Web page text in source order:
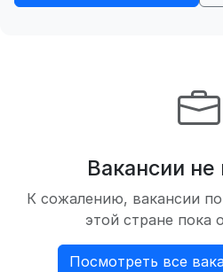
Вакансии
К сожалению, вакансии
этой стране пока
Посмотреть все